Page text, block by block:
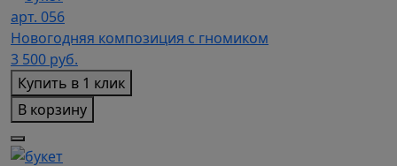
арт. 056
Новогодняя композиция с гномиком
3 500 руб.
Купить в 1 клик
В корзину